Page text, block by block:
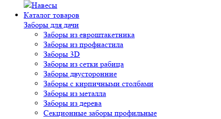
Навесы
Каталог товаров
Заборы для дачи
Заборы из евроштакетника
Заборы из профнастила
Заборы 3D
Заборы из сетки рабица
Заборы двусторонние
Заборы с кирпичными столбами
Заборы из металла
Заборы из дерева
Секционные заборы профильные